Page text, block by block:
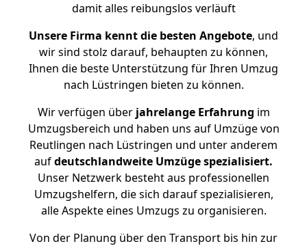
damit alles reibungslos verläuft
Unsere Firma kennt die besten Angebote, und
wir sind stolz darauf, behaupten zu können,
Ihnen die beste Unterstützung für Ihren Umzug
nach Lüstringen bieten zu können.
Wir verfügen überjahrelange Erfahrung im
Umzugsbereich und haben uns auf Umzüge von
Reutlingen nach Lüstringen und unter anderem
aufdeutschlandweite Umzüge spezialisiert.
Unser Netzwerk besteht aus professionellen
Umzugshelfern, die sich darauf spezialisieren,
alle Aspekte eines Umzugs zu organisieren.
Von der Planung über den Transport bis hin zur